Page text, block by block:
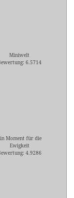
Miniwelt
6.5714
Moment für die
Ewigkeit
4.9286